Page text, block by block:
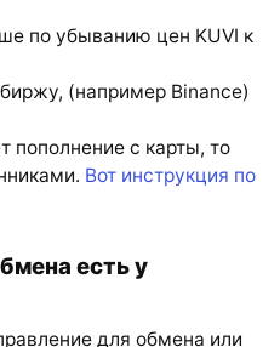
по убыванию цен KUVI к
(например Binance)
пополнение с карты, то
Вот инструкция по
есть у
для обмена или